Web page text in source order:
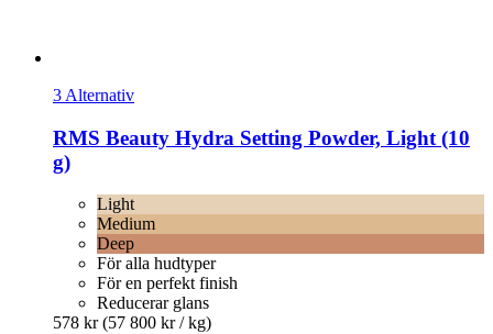
3 Alternativ
RMS Beauty Hydra Setting Powder, Light (10
g)
Light
Medium
Deep
För alla hudtyper
För en perfekt finish
Reducerar glans
578 kr (57 800 kr / kg)